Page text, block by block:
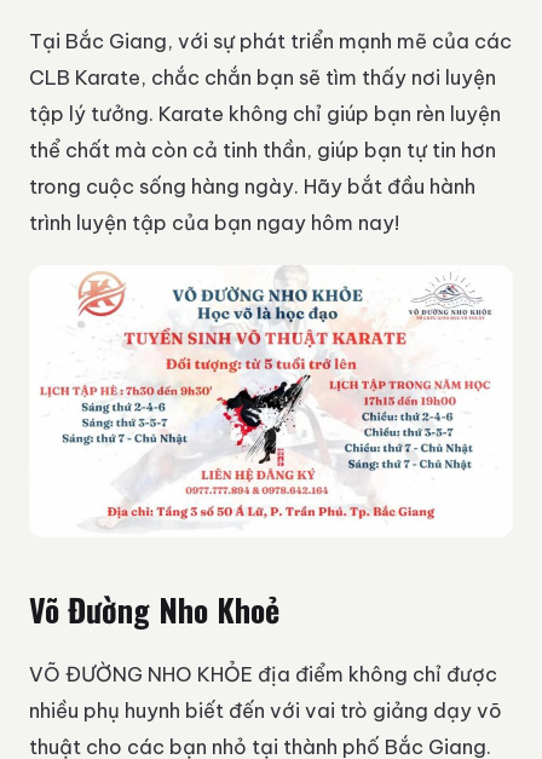
Tại Bắc Giang, với sự phát triển mạnh mẽ của các
CLB Karate, chắc chắn bạn sẽ tìm thấy nơi luyện
tập lý tưởng. Karate không chỉ giúp bạn rèn luyện
thể chất mà còn cả tinh thần, giúp bạn tự tin hơn
trong cuộc sống hàng ngày. Hãy bắt đầu hành
trình luyện tập của bạn ngay hôm nay!
Võ Đường Nho Khoẻ
VÕ ĐƯỜNG NHO KHỎE địa điểm không chỉ được
nhiều phụ huynh biết đến với vai trò giảng dạy võ
thuật cho các bạn nhỏ tại thành phố Bắc Giang.